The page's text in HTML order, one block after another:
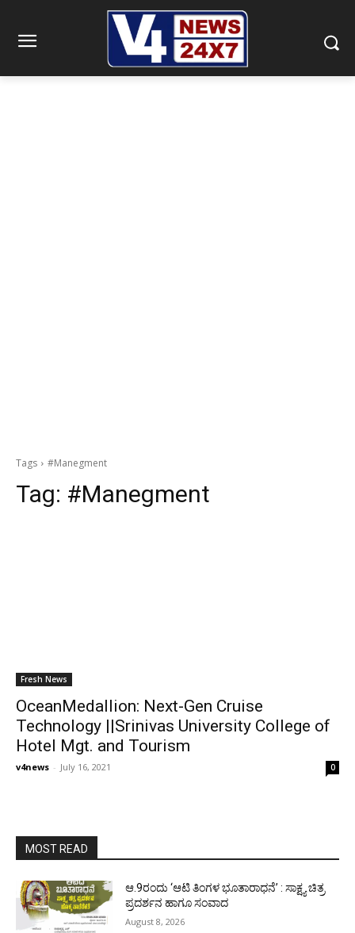
Tags #Manegment
Tag: #Manegment
Fresh News
OceanMedallion: Next-Gen Cruise
Technology ||Srinivas University College of
Hotel Mgt. and Tourism
v4news - July 16, 2021 0
MOST READ
ಆ.9ರಂದು ‘ಆಟಿ ತಿಂಗಳ ಭೂತಾರಾಧನೆ’ : ಸಾಕ್ಷ್ಯ ಚಿತ್ರ
ಪ್ರದರ್ಶನ ಹಾಗೂ ಸಂವಾದ
August 8, 2026